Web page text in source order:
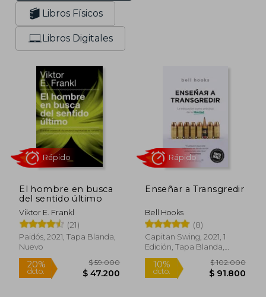
Libros Físicos
Libros Digitales
El hombre en busca
del sentido último
Viktor E. Frankl
(21)
Paidós, 2021, Tapa Blanda,
Nuevo
Rápido
Enseñar a Transgredir
Bell Hooks
(8)
Capitan Swing, 2021, 1
Edición, Tapa Blanda,
Nuevo